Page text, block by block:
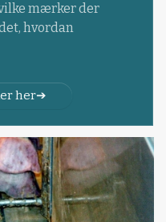
mærker der
hvordan
her